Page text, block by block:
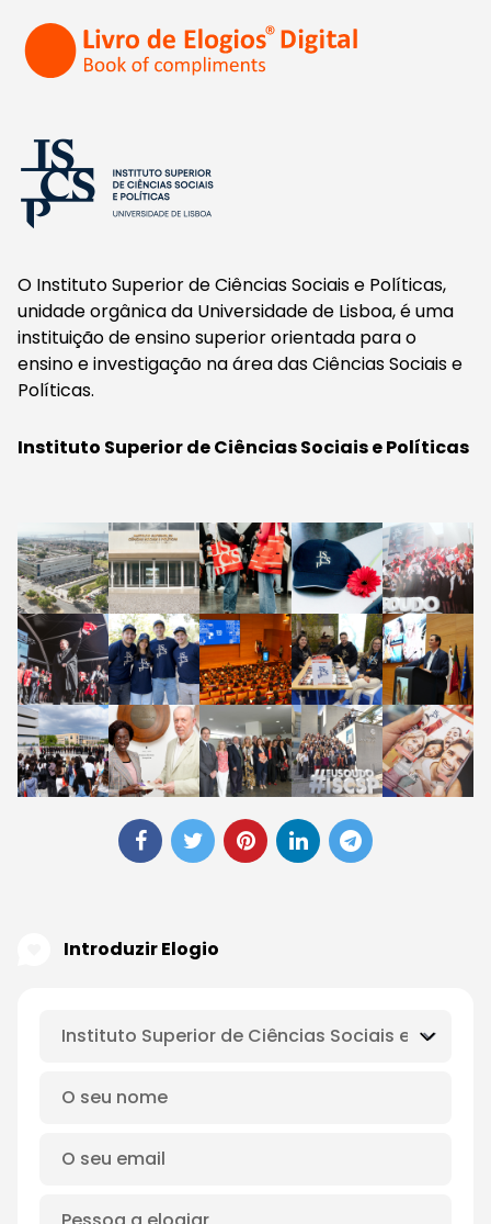
O Instituto Superior de Ciências Sociais e Políticas,
unidade orgânica da Universidade de Lisboa, é uma
instituição de ensino superior orientada para o
ensino e investigação na área das Ciências Sociais e
Políticas.
Instituto Superior de Ciências Sociais e Políticas
Introduzir Elogio